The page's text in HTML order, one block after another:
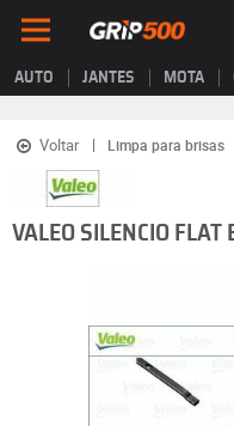
AUTO JANTES MOTA
Voltar Limpa para brisas
VALEO SILENCIO FLAT